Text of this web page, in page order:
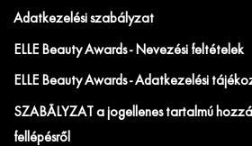
Adatkezelési szabályzat
ELLE Beauty Awards - Nevezési feltételek
ELLE Beauty Awards - Adatkezelési
SZABÁLYZAT a jogellenes tartalmú
fellépésről